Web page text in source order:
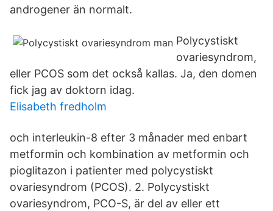
androgener än normalt.
Polycystiskt
ovariesyndrom,
eller PCOS som det också kallas. Ja, den domen
fick jag av doktorn idag.
Elisabeth fredholm
och interleukin-8 efter 3 månader med enbart
metformin och kombination av metformin och
pioglitazon i patienter med polycystiskt
ovariesyndrom (PCOS). 2. Polycystiskt
ovariesyndrom, PCO-S, är del av eller ett